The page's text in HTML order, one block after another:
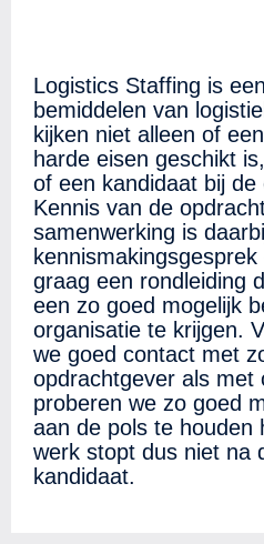
Logistics Staffing is
bemiddelen van
kijken niet alleen of
harde eisen geschikt
of een kandidaat bij de
Kennis van de
samenwerking is
graag een rondleiding
een zo goed mogelijk
organisatie te krijgen.
we goed contact met
opdrachtgever als met
proberen we zo goed
aan de pols te houden
werk stopt dus niet na
kandidaat.